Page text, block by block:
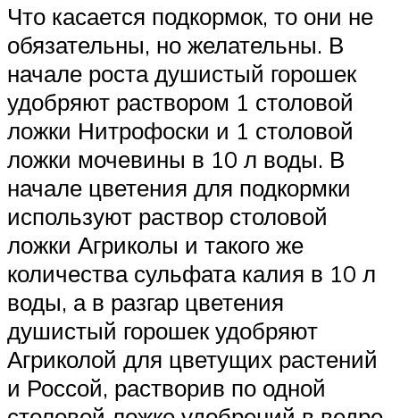
Что касается подкормок, то они не
обязательны, но желательны. В
начале роста душистый горошек
удобряют раствором 1 столовой
ложки Нитрофоски и 1 столовой
ложки мочевины в 10 л воды. В
начале цветения для подкормки
используют раствор столовой
ложки Агриколы и такого же
количества сульфата калия в 10 л
воды, а в разгар цветения
душистый горошек удобряют
Агриколой для цветущих растений
и Россой, растворив по одной